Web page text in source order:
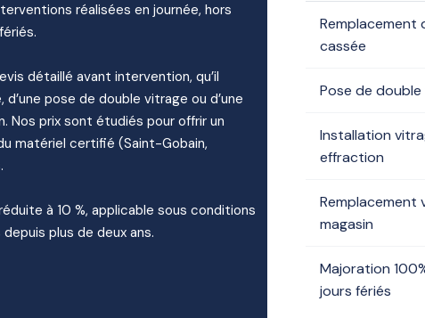
réalisées en journée, hors
détaillé avant intervention, qu’il
pose de double vitrage ou d’une
prix sont étudiés pour offrir un
matériel certifié (Saint-Gobain,
à 10 %, applicable sous conditions
plus de deux ans.
Remplacement
cassée
Pose de
Installation
effraction
Remplacement
magasin
Majoration
jours fériés